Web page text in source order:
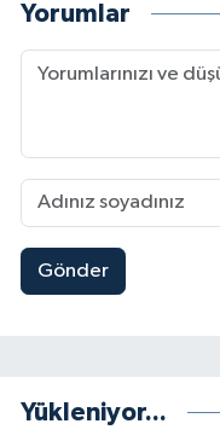
Yorumlar
Gönder
Yükleniyor...